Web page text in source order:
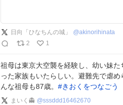
日向「ひなちんの城」 @akinorihinata
2
1
祖母は東京大空襲を経験し、幼い妹
った家族もいたらしい。避難先で虐
んな祖母も87歳。 #きおくをつなごう
まいく👻 @sssddd16462670